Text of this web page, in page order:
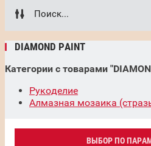
DIAMOND PAINT
Категории с товарами
Рукоделие
Алмазная мозаика
ВЫБОР ПО